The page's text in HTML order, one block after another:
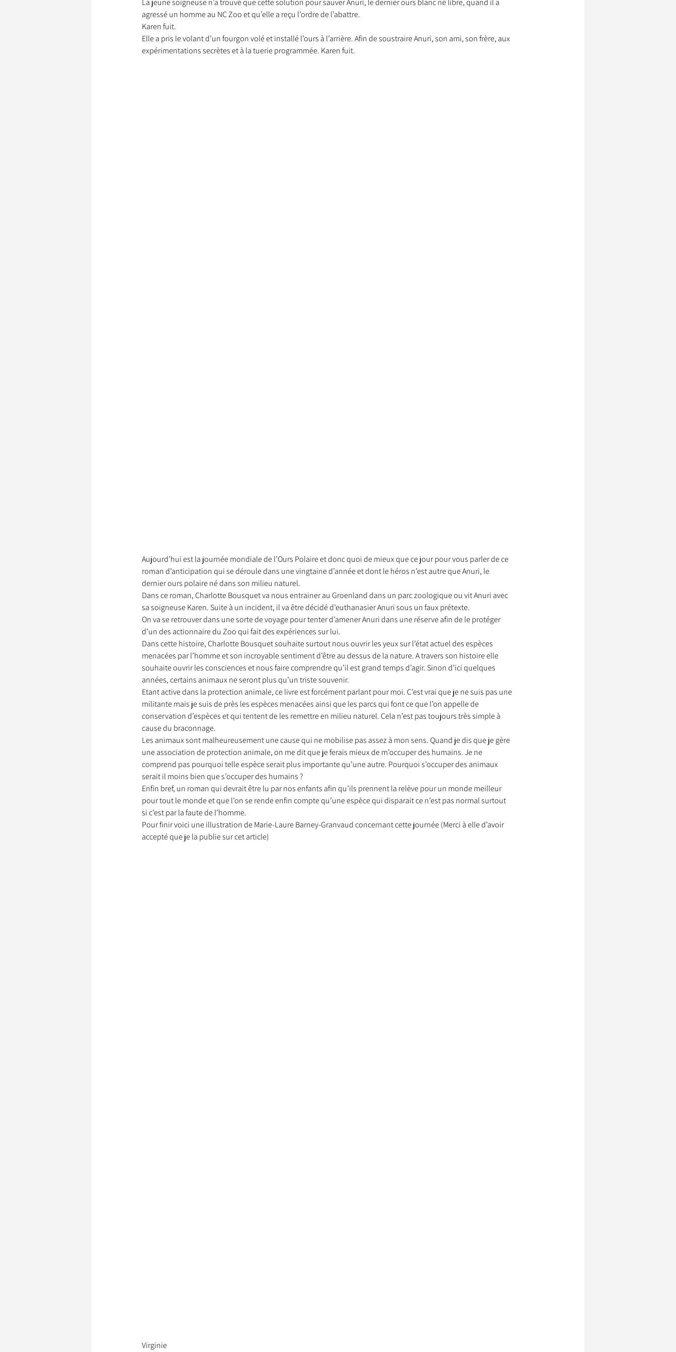
Garde d’Animaux Ils ont trouvé une famille Ils sont réservés Les Professionnels Animaliers
La jeune soigneuse n’a trouvé que cette solution pour sauver Anuri, le dernier ours blanc né libre, quand il a
agressé un homme au NC Zoo et qu’elle a reçu l’ordre de l’abattre.
Karen fuit.
Elle a pris le volant d’un fourgon volé et installé l’ours à l’arrière. Afin de soustraire Anuri, son ami, son frère, aux
expérimentations secrètes et à la tuerie programmée. Karen fuit.
Aujourd’hui est la journée mondiale de l’Ours Polaire et donc quoi de mieux que ce jour pour vous parler de ce
roman d’anticipation qui se déroule dans une vingtaine d’année et dont le héros n’est autre que Anuri, le
dernier ours polaire né dans son milieu naturel.
Dans ce roman, Charlotte Bousquet va nous entrainer au Groenland dans un parc zoologique ou vit Anuri avec
sa soigneuse Karen. Suite à un incident, il va être décidé d’euthanasier Anuri sous un faux prétexte.
On va se retrouver dans une sorte de voyage pour tenter d’amener Anuri dans une réserve afin de le protéger
d’un des actionnaire du Zoo qui fait des expériences sur lui.
Dans cette histoire, Charlotte Bousquet souhaite surtout nous ouvrir les yeux sur l’état actuel des espèces
menacées par l’homme et son incroyable sentiment d’être au dessus de la nature. A travers son histoire elle
souhaite ouvrir les consciences et nous faire comprendre qu’il est grand temps d’agir. Sinon d’ici quelques
années, certains animaux ne seront plus qu’un triste souvenir.
Etant active dans la protection animale, ce livre est forcément parlant pour moi. C’est vrai que je ne suis pas une
militante mais je suis de près les espèces menacées ainsi que les parcs qui font ce que l’on appelle de
conservation d’espèces et qui tentent de les remettre en milieu naturel. Cela n’est pas toujours très simple à
cause du braconnage.
Les animaux sont malheureusement une cause qui ne mobilise pas assez à mon sens. Quand je dis que je gère
une association de protection animale, on me dit que je ferais mieux de m’occuper des humains. Je ne
comprend pas pourquoi telle espèce serait plus importante qu’une autre. Pourquoi s’occuper des animaux
serait il moins bien que s’occuper des humains ?
Enfin bref, un roman qui devrait être lu par nos enfants afin qu’ils prennent la relève pour un monde meilleur
pour tout le monde et que l’on se rende enfin compte qu’une espèce qui disparait ce n’est pas normal surtout
si c’est par la faute de l’homme.
Pour finir voici une illustration de Marie-Laure Barney-Granvaud concernant cette journée (Merci à elle d’avoir
accepté que je la publie sur cet article)
Virginie